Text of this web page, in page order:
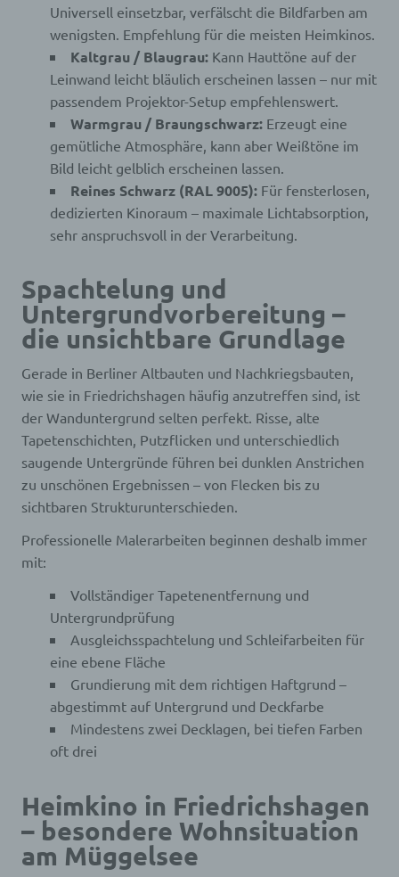
Universell einsetzbar, verfälscht die Bildfarben am
wenigsten. Empfehlung für die meisten Heimkinos.
Kaltgrau / Blaugrau: Kann Hauttöne auf der
Leinwand leicht bläulich erscheinen lassen – nur mit
passendem Projektor-Setup empfehlenswert.
Warmgrau / Braungschwarz: Erzeugt eine
gemütliche Atmosphäre, kann aber Weißtöne im
Bild leicht gelblich erscheinen lassen.
Reines Schwarz (RAL 9005): Für fensterlosen,
dedizierten Kinoraum – maximale Lichtabsorption,
sehr anspruchsvoll in der Verarbeitung.
Spachtelung und
Untergrundvorbereitung –
die unsichtbare Grundlage
Gerade in Berliner Altbauten und Nachkriegsbauten,
wie sie in Friedrichshagen häufig anzutreffen sind, ist
der Wanduntergrund selten perfekt. Risse, alte
Tapetenschichten, Putzflicken und unterschiedlich
saugende Untergründe führen bei dunklen Anstrichen
zu unschönen Ergebnissen – von Flecken bis zu
sichtbaren Strukturunterschieden.
Professionelle Malerarbeiten beginnen deshalb immer
mit:
Vollständiger Tapetenentfernung und
Untergrundprüfung
Ausgleichsspachtelung und Schleifarbeiten für
eine ebene Fläche
Grundierung mit dem richtigen Haftgrund –
abgestimmt auf Untergrund und Deckfarbe
Mindestens zwei Decklagen, bei tiefen Farben
oft drei
Heimkino in Friedrichshagen
– besondere Wohnsituation
am Müggelsee